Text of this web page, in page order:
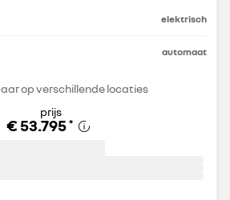
elektrisch
automaat
op verschillende locaties
prijs
€ 53.795 *